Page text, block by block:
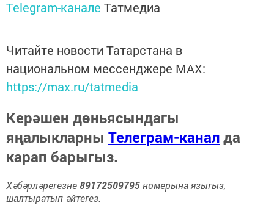
Telegram-канале Татмедиа
Читайте новости Татарстана в
национальном мессенджере MАХ:
https://max.ru/tatmedia
Керәшен дөньясындагы
яңалыкларны Телеграм-каналда
карап барыгыз.
Хәбәрләрегезне89172509795номерына языгыз,
шалтыратып әйтегез.